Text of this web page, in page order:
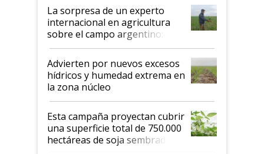
La sorpresa de un experto
internacional en agricultura
sobre el campo argentino:
"Estoy muy impresionado"
Advierten por nuevos excesos
hídricos y humedad extrema en
la zona núcleo
Esta campaña proyectan cubrir
una superficie total de 750.000
hectáreas de soja sembradas